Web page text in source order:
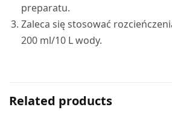
preparatu.
Zaleca się stosować
200 ml/10 L wody.
Related products